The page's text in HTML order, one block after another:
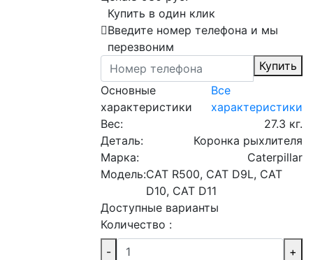
Купить в один клик
Введите номер телефона и мы
перезвоним
Купить
Основные
характеристики
Все
характеристики
Вес:
27.3 кг.
Деталь:
Коронка рыхлителя
Марка:
Caterpillar
Модель:CAT R500, CAT D9L, CAT
D10, CAT D11
Доступные варианты
Количество :
-
+